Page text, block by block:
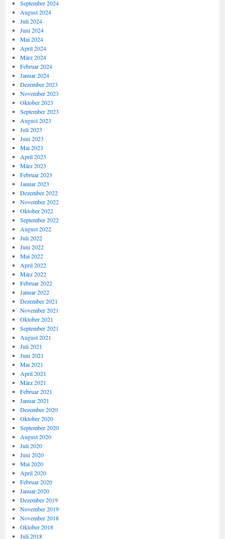
September 2024
August 2024
Juli 2024
Juni 2024
Mai 2024
April 2024
März 2024
Februar 2024
Januar 2024
Dezember 2023
November 2023
Oktober 2023
September 2023
August 2023
Juli 2023
Juni 2023
Mai 2023
April 2023
März 2023
Februar 2023
Januar 2023
Dezember 2022
November 2022
Oktober 2022
September 2022
August 2022
Juli 2022
Juni 2022
Mai 2022
April 2022
März 2022
Februar 2022
Januar 2022
Dezember 2021
November 2021
Oktober 2021
September 2021
August 2021
Juli 2021
Juni 2021
Mai 2021
April 2021
März 2021
Februar 2021
Januar 2021
Dezember 2020
Oktober 2020
September 2020
August 2020
Juli 2020
Juni 2020
Mai 2020
April 2020
Februar 2020
Januar 2020
Dezember 2019
November 2019
November 2018
Oktober 2018
Juli 2018